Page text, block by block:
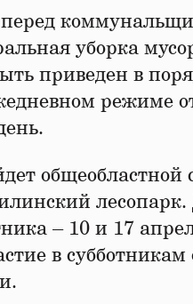
уборка
приведен в
режиме
– 10 и 17
в